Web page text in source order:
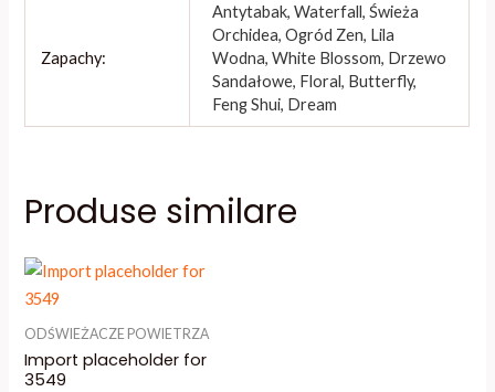
Zapachy:
Antytabak, Waterfall, Świeża
Orchidea, Ogród Zen, Lila
Wodna, White Blossom, Drzewo
Sandałowe, Floral, Butterfly,
Feng Shui, Dream
Produse similare
ODŚWIEŻACZE POWIETRZA
Import placeholder for
3549